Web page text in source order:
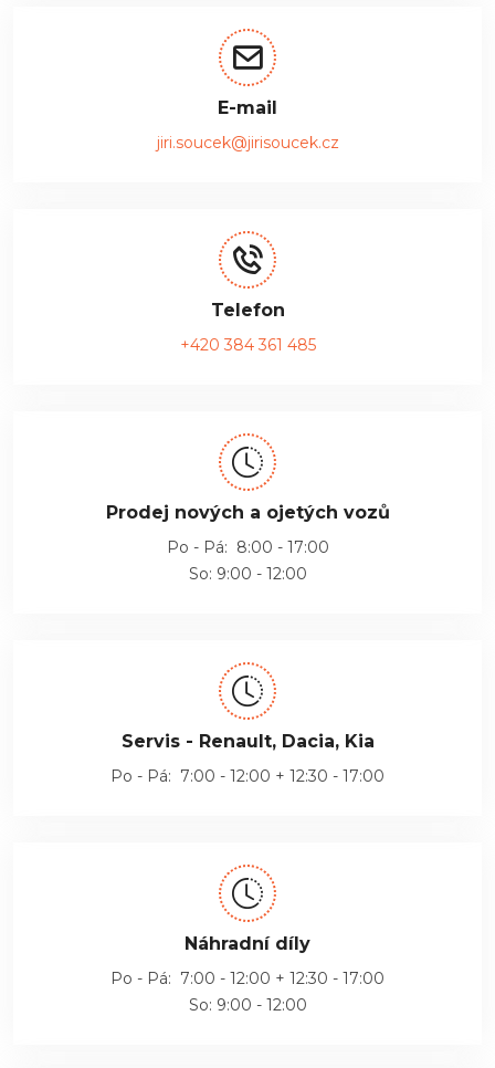
E-mail
jiri.soucek@jirisoucek.cz
Telefon
+420 384 361 485
Prodej nových a ojetých vozů
Po - Pá: 8:00 - 17:00
So: 9:00 - 12:00
Servis - Renault, Dacia, Kia
Po - Pá: 7:00 - 12:00 + 12:30 - 17:00
Náhradní díly
Po - Pá: 7:00 - 12:00 + 12:30 - 17:00
So: 9:00 - 12:00